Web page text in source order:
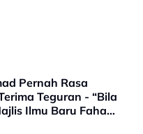
Pernah Rasa
Teguran - “Bila
Ilmu Baru Faham,
Islam Wajib…”